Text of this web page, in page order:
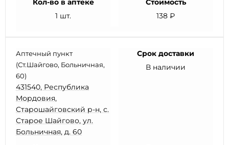
Кол-во в аптеке
1 шт.
Стоимость
138 ₽
Аптечный пункт
(Ст.Шайгово, Больничная,
60)
431540, Республика
Мордовия,
Старошайговский р-н, с.
Старое Шайгово, ул.
Больничная, д. 60
Срок доставки
В наличии